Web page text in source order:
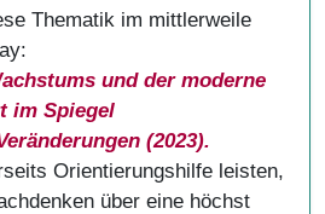
Thematik im mittlerweile
und der moderne
im Spiegel
(2023).
Orientierungshilfe leisten,
über eine höchst